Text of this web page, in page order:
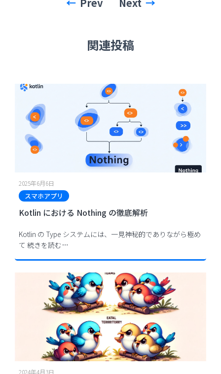
Prev Next
関連投稿
2025年6月6日
スマホアプリ
Kotlin における Nothing の徹底解析
Kotlin の Type システムには、一見神秘的でありながら極め
て 続きを読む…
2024年4月3日